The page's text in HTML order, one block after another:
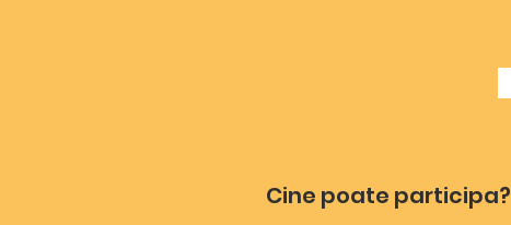
Cine poate participa?